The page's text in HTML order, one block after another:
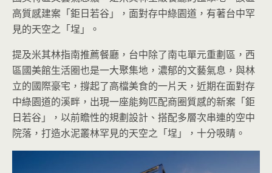
高質感建案「鉅日若谷」，面對存中綠園道，有著台中罕
見的天空之「埕」。
提及米其林指南推薦餐廳，台中除了南屯單元重劃區，西
區國美館生活圈也是一大聚集地，濃郁的文藝氣息，與林
立的國際豪宅，撐起了高檔美食的一片天，近期在面對存
中綠園道的溪畔，出現一座能夠匹配商圈質感的新案「鉅
日若谷」，以前瞻性的規劃設計、搭配多層次串連的空中
院落，打造水泥叢林罕見的天空之「埕」，十分吸睛。